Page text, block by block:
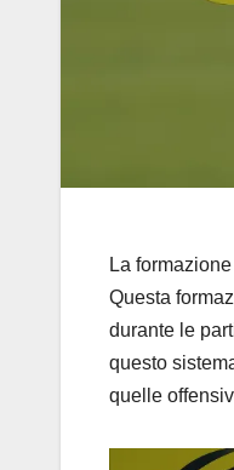
La
Questa
durante le
questo
quelle